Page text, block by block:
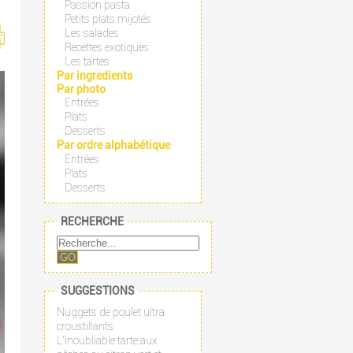
Passion pasta
Petits plats mijotés
Les salades
Recettes exotiques
Les tartes
Par ingredients
Par photo
Entrées
Plats
Desserts
Par ordre alphabétique
Entrées
Plats
Desserts
RECHERCHE
GO
SUGGESTIONS
Nuggets de poulet ultra
croustillants
L'inoubliable tarte aux